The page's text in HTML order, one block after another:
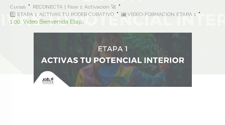
Cursos
RECONECTA | Fase 1: Activación 🚀
1️⃣ ETAPA 1. ACTIVAS TU PODER CURATIVO
🎦 VÍDEO-FORMACIÓN ETAPA 1
1.00. Vídeo Bienvenida Etapa 1 (2′)